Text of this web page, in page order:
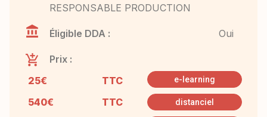
RESPONSABLE PRODUCTION
Éligible DDA : Oui
Prix :
25€
540€
TTC
TTC
e-learning
distanciel